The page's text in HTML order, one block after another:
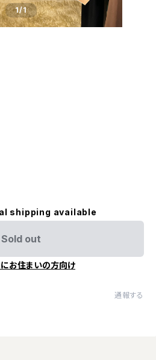
1/1
shipping available
Sold out
お住まいの方向け
通報する